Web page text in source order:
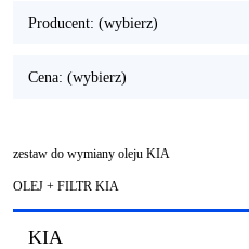
Producent: (wybierz)
Cena: (wybierz)
zestaw do wymiany oleju KIA
OLEJ + FILTR KIA
KIA